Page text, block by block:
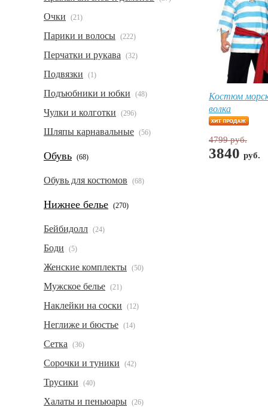
Очки (21)
Парики и волосы (222)
Перчатки и рукава (32)
Подвязки (1)
Подъюбники и юбки (48)
Чулки и колготки (296)
Шляпы карнавальные (56)
Обувь (68)
Обувь для костюмов (68)
Нижнее белье (270)
Бейбидолл (24)
Боди (5)
Женские комплекты (50)
Мужское белье (21)
Наклейки на соски (12)
Неглиже и бюстье (14)
Сетка (36)
Сорочки и туники (42)
Трусики (40)
Халаты и пеньюары (26)
Костюм
волка
4799 руб.
3840 руб.